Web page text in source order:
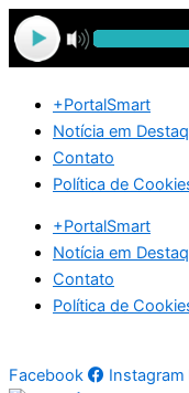
Ir
para
o
+PortalSmart
Notícia em
Contato
Política de
+PortalSmart
Notícia em
Contato
Política de
Facebook
Instagram